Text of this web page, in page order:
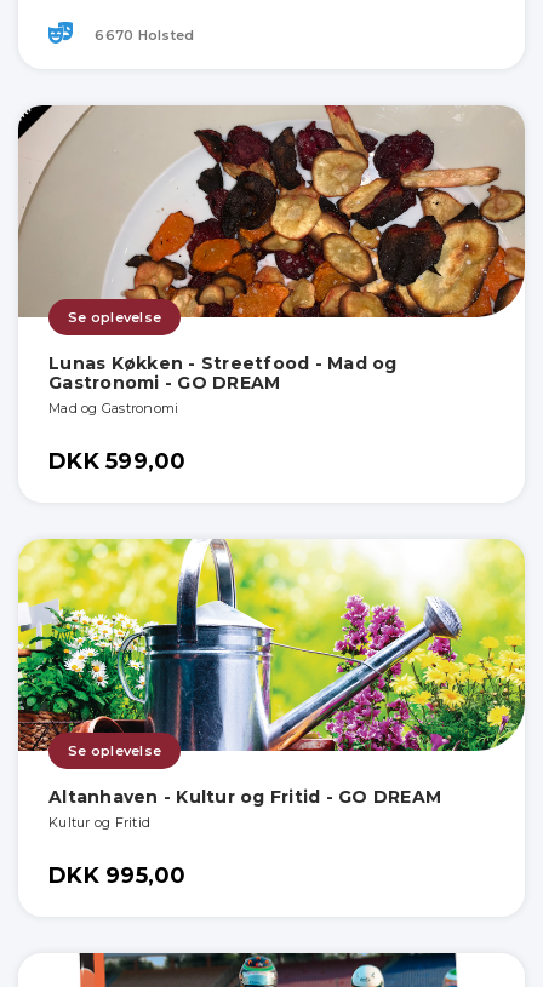
6670 Holsted
Se oplevelse
Lunas Køkken - Streetfood - Mad og
Gastronomi - GO DREAM
Mad og Gastronomi
DKK 599,00
Se oplevelse
Altanhaven - Kultur og Fritid - GO DREAM
Kultur og Fritid
DKK 995,00